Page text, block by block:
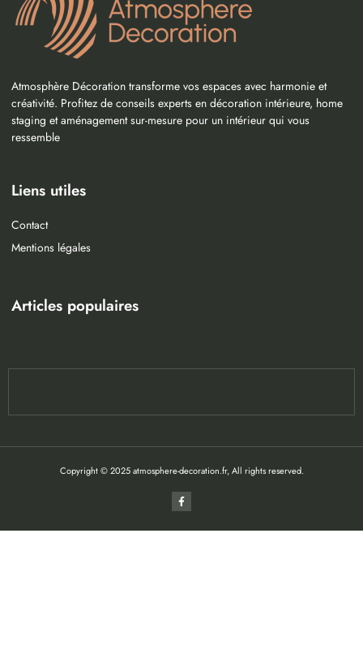
Atmosphère Décoration transforme vos espaces avec harmonie et
créativité. Profitez de conseils experts en décoration intérieure, home
staging et aménagement sur-mesure pour un intérieur qui vous
ressemble
Liens utiles
Contact
Mentions légales
Articles populaires
Copyright © 2025 atmosphere-decoration.fr, All rights reserved.